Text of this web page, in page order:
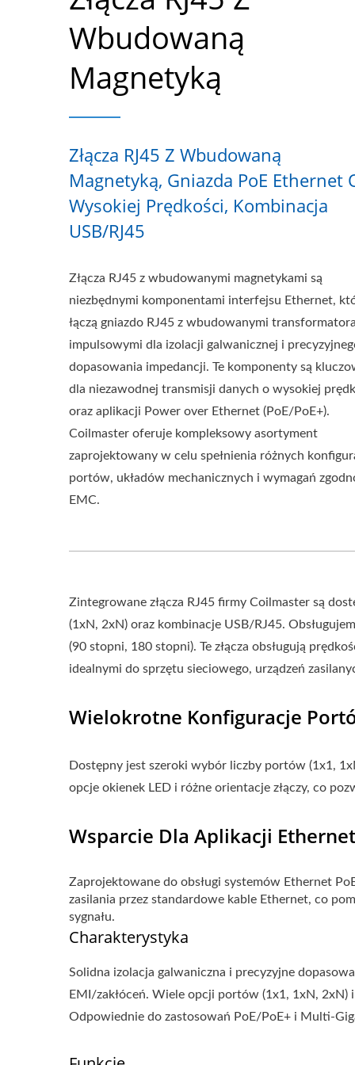
Wbudowaną
Magnetyką
Złącza RJ45 Z Wbudowaną
Magnetyką, Gniazda PoE Ethernet
Wysokiej Prędkości, Kombinacja
USB/RJ45
Złącza RJ45 z wbudowanymi magnetykami są
niezbędnymi komponentami interfejsu Ethernet,
łączą gniazdo RJ45 z wbudowanymi
impulsowymi dla izolacji galwanicznej i
dopasowania impedancji. Te komponenty są
dla niezawodnej transmisji danych o wysokiej
oraz aplikacji Power over Ethernet (PoE/PoE+).
Coilmaster oferuje kompleksowy asortyment
zaprojektowany w celu spełnienia różnych
portów, układów mechanicznych i wymagań
EMC.
Zintegrowane złącza RJ45 firmy Coilmaster są
(1xN, 2xN) oraz kombinacje USB/RJ45.
(90 stopni, 180 stopni). Te złącza obsługują
idealnymi do sprzętu sieciowego, urządzeń
Wielokrotne Konfiguracje
Dostępny jest szeroki wybór liczby portów (1x1,
opcje okienek LED i różne orientacje złączy, co
Wsparcie Dla Aplikacji
Zaprojektowane do obsługi systemów Ethernet
zasilania przez standardowe kable Ethernet, co
sygnału.
Charakterystyka
Solidna izolacja galwaniczna i precyzyjne
EMI/zakłóceń. Wiele opcji portów (1x1, 1xN, 2xN)
Odpowiednie do zastosowań PoE/PoE+ i Multi-